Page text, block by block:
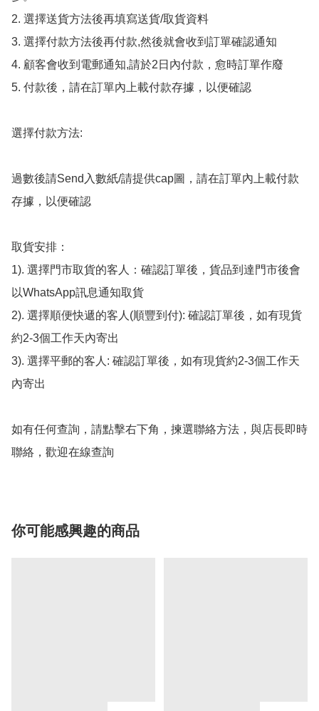
2. 選擇送貨方法後再填寫送貨/取貨資料
3. 選擇付款方法後再付款,然後就會收到訂單確認通知
4. 顧客會收到電郵通知,請於2日內付款，愈時訂單作廢
5. 付款後，請在訂單內上載付款存據，以便確認
選擇付款方法:
過數後請Send入數紙/請提供cap圖，請在訂單內上載付款
存據，以便確認
取貨安排：
1). 選擇門市取貨的客人：確認訂單後，貨品到達門市後會
以WhatsApp訊息通知取貨
2). 選擇順便快遞的客人(順豐到付): 確認訂單後，如有現貨
約2-3個工作天內寄出
3). 選擇平郵的客人: 確認訂單後，如有現貨約2-3個工作天
內寄出
如有任何查詢，請點擊右下角，揀選聯絡方法，與店長即時
聯絡，歡迎在線查詢
你可能感興趣的商品